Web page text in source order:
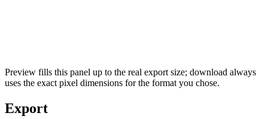
Preview fills this panel up to the real export size; download always
uses the exact pixel dimensions for the format you chose.
Export